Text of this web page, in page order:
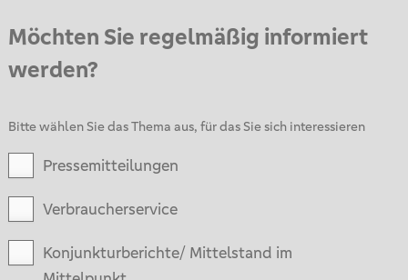
Möchten Sie regelmäßig informiert
werden?
Bitte wählen Sie das Thema aus, für das Sie sich interessieren
Pressemitteilungen
Verbraucherservice
Konjunkturberichte/ Mittelstand im